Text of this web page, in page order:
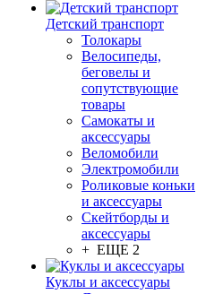
Детский транспорт
Толокары
Велосипеды,
беговелы и
сопутствующие
товары
Самокаты и
аксессуары
Веломобили
Электромобили
Роликовые коньки
и аксессуары
Скейтборды и
аксессуары
+ ЕЩЕ 2
Куклы и аксессуары